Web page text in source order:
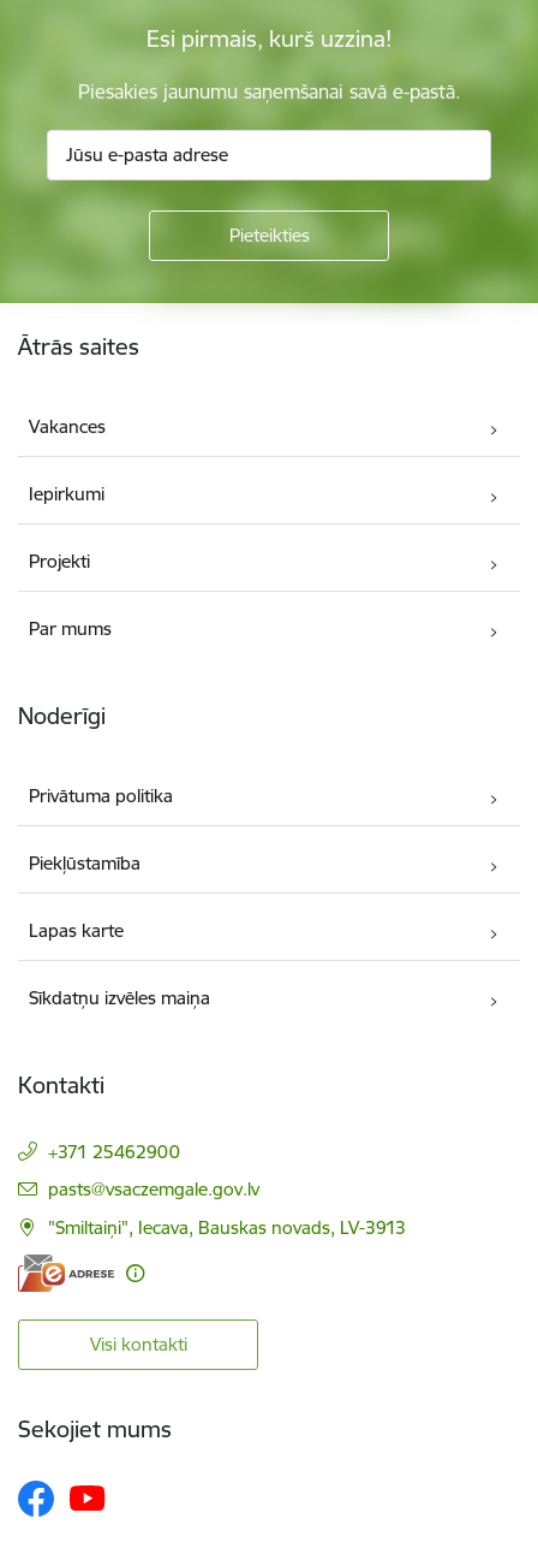
Esi pirmais, kurš uzzina!
Piesakies jaunumu saņemšanai savā e-pastā.
Ātrās saites
Vakances
Iepirkumi
Projekti
Par mums
Noderīgi
Privātuma politika
Piekļūstamība
Lapas karte
Sīkdatņu izvēles maiņa
Kontakti
+371 25462900
E-pasts:
pasts@vsaczemgale.gov.lv
"Smiltaiņi", Iecava, Bauskas novads, LV-3913
Visi kontakti
Sekojiet mums